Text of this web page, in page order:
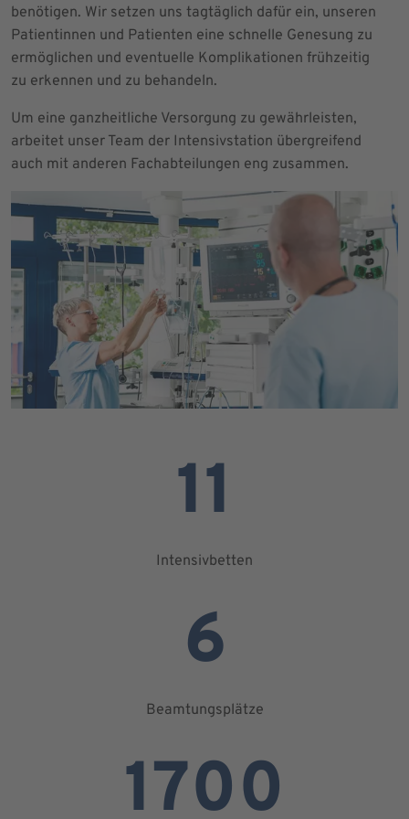
benötigen. Wir setzen uns tagtäglich dafür ein, unseren
Patientinnen und Patienten eine schnelle Genesung zu
ermöglichen und eventuelle Komplikationen frühzeitig
zu erkennen und zu behandeln.
Um eine ganzheitliche Versorgung zu gewährleisten,
arbeitet unser Team der Intensivstation übergreifend
auch mit anderen Fachabteilungen eng zusammen.
11
Intensivbetten
6
Beamtungsplätze
1700